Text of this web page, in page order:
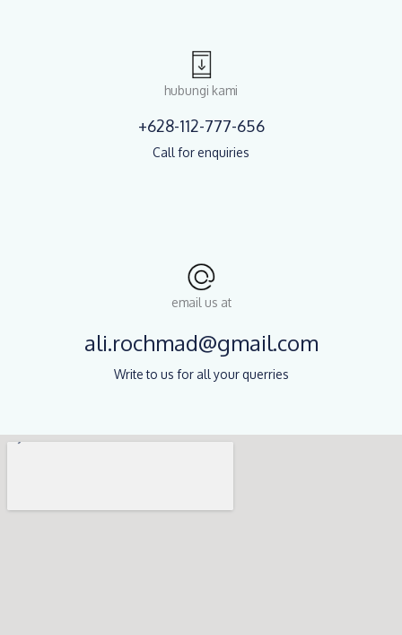
hubungi kami
+628-112-777-656
Call for enquiries
email us at
ali.rochmad@gmail.com
Write to us for all your querries